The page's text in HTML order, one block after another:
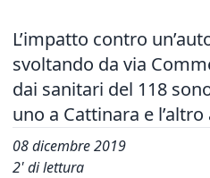
L’impatto contro
svoltando da via
dai sanitari del 118
uno a Cattinara e
08 dicembre 2019
2' di lettura